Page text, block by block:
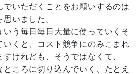
でいただくことをお願いするのは
いました。
う毎日毎日大量に使っていくそ
いくと、コスト競争にのみこまれ
けれども、そうではなくて、
ころに切り込んでいく、たとえ